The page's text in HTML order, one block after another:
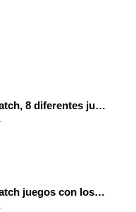
Programa con Scratch, 8 diferentes juegos para vivir la emoción de los partidos de España en el mundial 2026
Programa con Scratch juegos con los partidos del mundial 2026 ganados por España